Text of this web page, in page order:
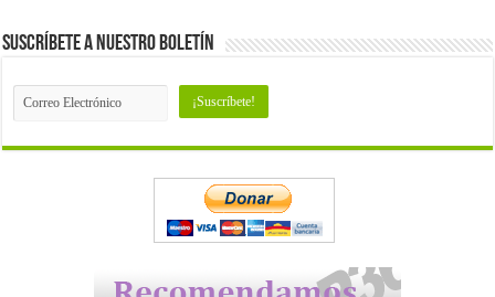
Suscríbete a nuestro Boletín